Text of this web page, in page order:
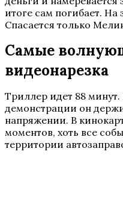
итоге сам погибает. На
Спасается только
Самые
видеонарезка
Триллер идет 88
демонстрации он
напряжении. В
моментов, хоть все
территории